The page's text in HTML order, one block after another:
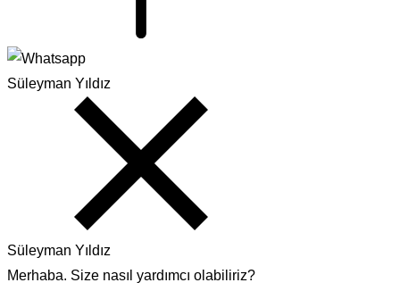
Süleyman Yıldız
Süleyman Yıldız
Merhaba. Size nasıl yardımcı olabiliriz?